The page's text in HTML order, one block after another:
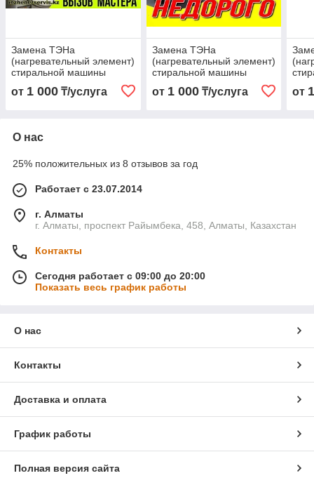
Замена ТЭНа
(нагревательный элемент)
стиральной машины
Hotpoint-Ariston/Хотпоинт-
Аристон
от 1 000 ₸/услуга
Замена ТЭНа
(нагревательный элемент)
стиральной машины
от 1 000₸/услуга от
О нас
25% положительных из 8 отзывов за год
Работает с 23.07.2014
г. Алматы
г. Алматы, проспект Райымбека, 458, Алматы, Казахстан
Контакты
Сегодня работает с 09:00 до 20:00
Показать весь график работы
О нас
Контакты
Доставка и оплата
График работы
Полная версия сайта